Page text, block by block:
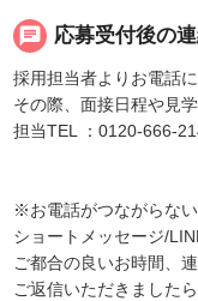
chat 応募受付後の
採用担当者よりお電話
その際、面接日程や見
担当TEL ：0120-666-
※お電話がつながらない
ショートメッセージ/
ご都合の良いお時間、
ご返信いただきましたら